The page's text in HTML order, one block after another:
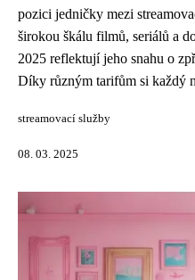
pozici jedničky mezi
širokou škálu filmů, seriálů a
2025 reflektují jeho snahu o
Díky různým tarifům si každý
streamovací služby
08. 03. 2025